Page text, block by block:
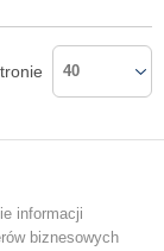
40
informacji
biznesowych